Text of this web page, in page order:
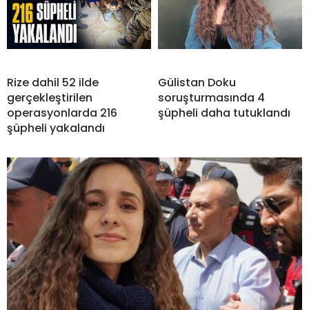
Rize dahil 52 ilde
gerçekleştirilen
operasyonlarda 216
şüpheli yakalandı
Gülistan Doku
soruşturmasında 4
şüpheli daha tutuklandı